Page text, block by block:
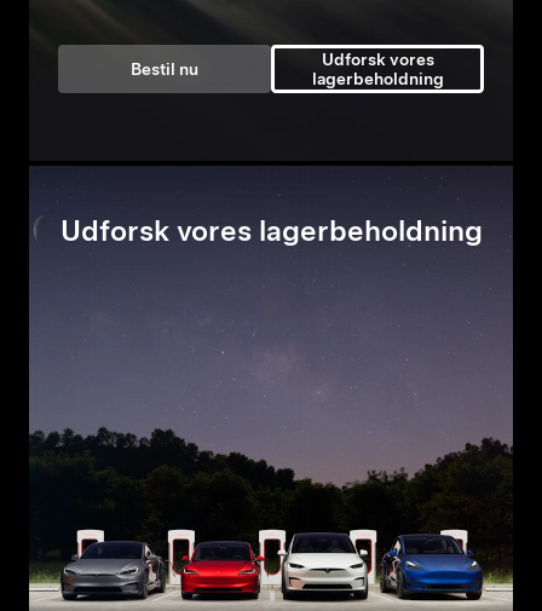
Bestil nu
Udforsk vores
lagerbeholdning
Udforsk vores lagerbeholdning